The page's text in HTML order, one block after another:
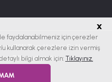
| Tüm Hakları Saklıdır.
markasıdır.
x
faydalanabilmeniz için çerezler
kullanarak çerezlere izin vermiş
bilgi almak için: Tıklayınız.